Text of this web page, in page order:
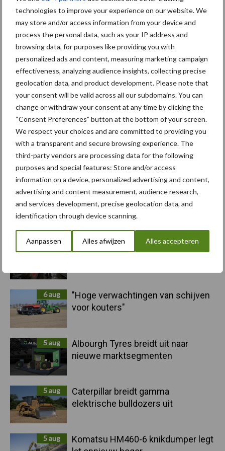
technologies to improve your experience on our website. We
may store and/or access information from your device and
process the personal data, such as your IP address and
browsing data, for purposes like providing you with
personalized ads and content, measuring marketing campaign
effectiveness, analyzing audience insights, collecting precise
geolocation data, and product development. Please note that
your consent will be valid across all our subdomains. You can
change or withdraw your consent at any time by clicking the
“Consent Preferences” button at the bottom of your screen.
We respect your choices and are committed to providing you
with a transparent and secure browsing experience. The
third-party vendors are processing data for the following
purposes and special features: Store and/or access
information on a device, personalized advertising and content,
advertising and content measurement, audience research,
and services development, precise geolocation data, and
identification through device scanning.
Aanpassen Alles afwijzen Alles accepteren
Primaire
Sidebar
Recent nieuws Partner nieuws
10 aug
Machines en werktuigen gewild
6 aug
"Hoge verwachtingen van schijven
voor kouters"
5 aug
Albourgh Tyres breidt uit naar
nieuwe marktsegmenten
5 aug
Caterpillar breidt gamma
elektrische bulldozers uit
5 aug
Komatsu HM460-6 knikdumper legt
Themapagina's
Bemesting Gewas & ruwvoer Loonwerk
Beregening /
Irrigatie
Hakselen
Toon meer